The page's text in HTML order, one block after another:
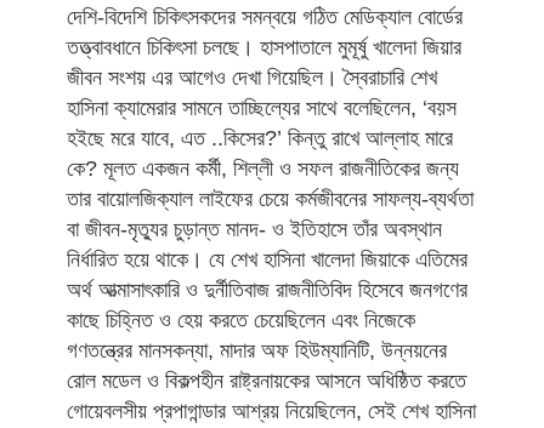
দেশি-বিদেশি চিকিৎসকদের সমন্বয়ে গঠিত মেডিক্যাল বোর্ডের
তত্ত্বাবধানে চিকিৎসা চলছে। হাসপাতালে মুমূর্ষু খালেদা জিয়ার
জীবন সংশয় এর আগেও দেখা গিয়েছিল। স্বৈরাচারি শেখ
হাসিনা ক্যামেরার সামনে তাচ্ছিল্যের সাথে বলেছিলেন, ‘বয়স
হইছে মরে যাবে, এত ..কিসের?’ কিন্তু রাখে আল্লাহ মারে
কে? মূলত একজন কর্মী, শিল্লী ও সফল রাজনীতিকের জন্য
তার বায়োলজিক্যাল লাইফের চেয়ে কর্মজীবনের সাফল্য-ব্যর্থতা
বা জীবন-মৃত্যুর চুড়ান্ত মানদ- ও ইতিহাসে তাঁর অবস্থান
নির্ধারিত হয়ে থাকে। যে শেখ হাসিনা খালেদা জিয়াকে এতিমের
অর্থ আত্মাসাৎকারি ও দুর্নীতিবাজ রাজনীতিবিদ হিসেবে জনগণের
কাছে চিহ্নিত ও হেয় করতে চেয়েছিলেন এবং নিজেকে
গণতন্ত্রের মানসকন্যা, মাদার অফ হিউম্যানিটি, উন্নয়নের
রোল মডেল ও বিকল্পহীন রাষ্ট্রনায়কের আসনে অধিষ্ঠিত করতে
গোয়েবলসীয় প্রপাগান্ডার আশ্রয় নিয়েছিলেন, সেই শেখ হাসিনা